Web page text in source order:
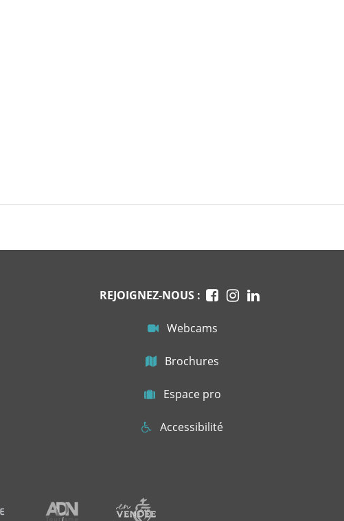
REJOIGNEZ-NOUS :
Webcams
Brochures
Espace pro
Accessibilité